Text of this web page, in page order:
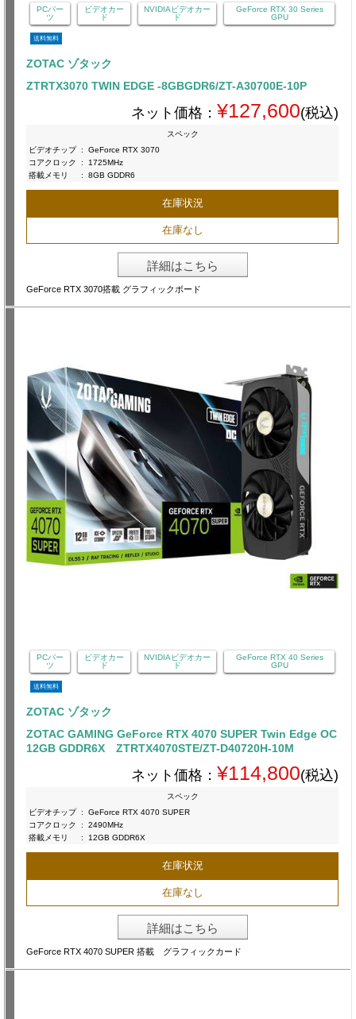
PCパー
ツ
ビデオカー
ド
NVIDIAビデオカー
ド
GeForce RTX 30 Series
GPU
送料無料
ZOTAC ゾタック
ZTRTX3070 TWIN EDGE -8GBGDR6/ZT-A30700E-10P
ネット価格： ¥127,600(税込)
スペック
ビデオチップ :
GeForce RTX 3070
コアクロック
:
1725MHz
搭載メモリ
: 8GB GDDR6
在庫状況
在庫なし
詳細はこちら
GeForce RTX 3070搭載 グラフィックボード
PCパー
ツ
ビデオカー
ド
NVIDIAビデオカー
ド
GeForce RTX 40 Series
GPU
送料無料
ZOTAC ゾタック
ZOTAC GAMING GeForce RTX 4070 SUPER Twin Edge OC
12GB GDDR6X ZTRTX4070STE/ZT-D40720H-10M
ネット価格： ¥114,800(税込)
スペック
ビデオチップ :
GeForce RTX 4070 SUPER
コアクロック
:
2490MHz
搭載メモリ
: 12GB GDDR6X
在庫状況
在庫なし
詳細はこちら
GeForce RTX 4070 SUPER 搭載 グラフィックカード